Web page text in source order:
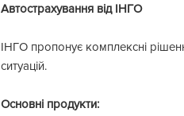
Автострахування від ІНГО
ІНГО пропонує комплексні
ситуацій.
Основні продукти: